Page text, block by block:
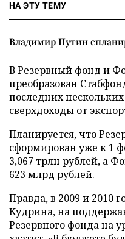
НА ЭТУ ТЕМУ
Владимир Путин
В Резервный фонд и
преобразован
последних
сверхдоходы от
Планируется, что
сформирован уже к 1
3,067 трлн рублей, а
623 млрд рублей.
Правда, в 2009 и 2010
Кудрина, на
Резервного фонда на